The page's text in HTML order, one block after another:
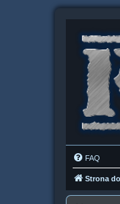
FAQ
Strona